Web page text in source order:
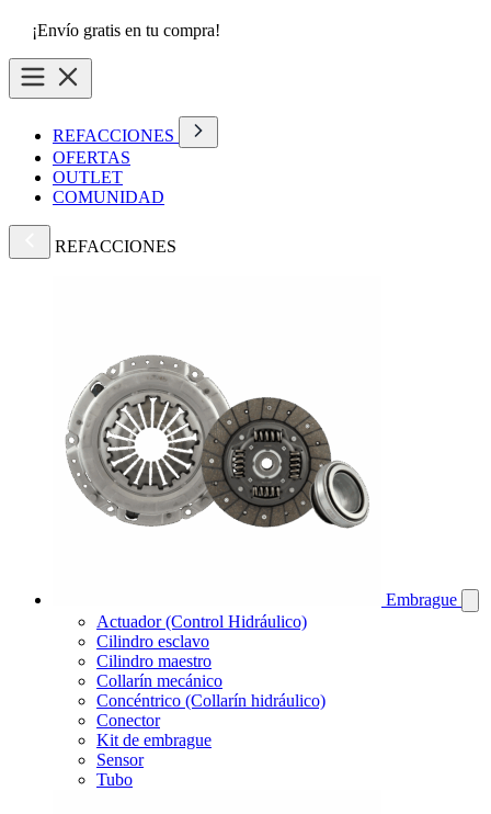
¡Envío gratis en tu compra!
REFACCIONES
OFERTAS
OUTLET
COMUNIDAD
REFACCIONES
Embrague
Actuador (Control Hidráulico)
Cilindro esclavo
Cilindro maestro
Collarín mecánico
Concéntrico (Collarín hidráulico)
Conector
Kit de embrague
Sensor
Tubo